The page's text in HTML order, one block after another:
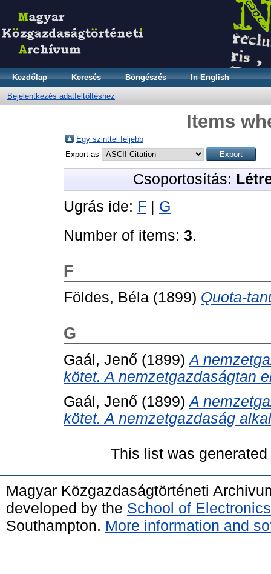
Kezdőlap Keresés Böngészés In English
Bejelentkezés adatfeltöltéshez
Items
Egy szinttel feljebb
Export as
Csoportosítás:
Ugrás ide: F | G
Number of items: 3.
F
Földes, Béla (1899) Quota-
G
Gaál, Jenő (1899)A
kötet. A nemzetgazdaságtan
Gaál, Jenő (1899)A
kötet. A nemzetgazdaság
This list was
Magyar Közgazdaságtörténeti
developed by the School of
Southampton. More information and